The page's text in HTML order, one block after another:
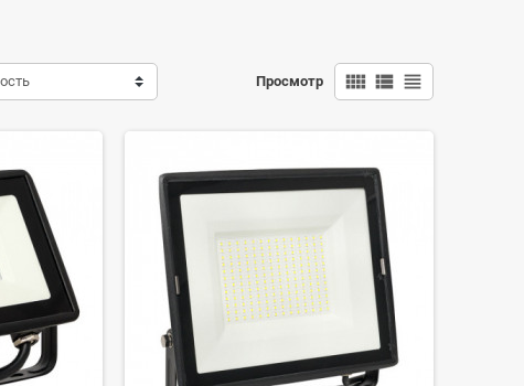
Просмотр view_comfy view_list view_headline